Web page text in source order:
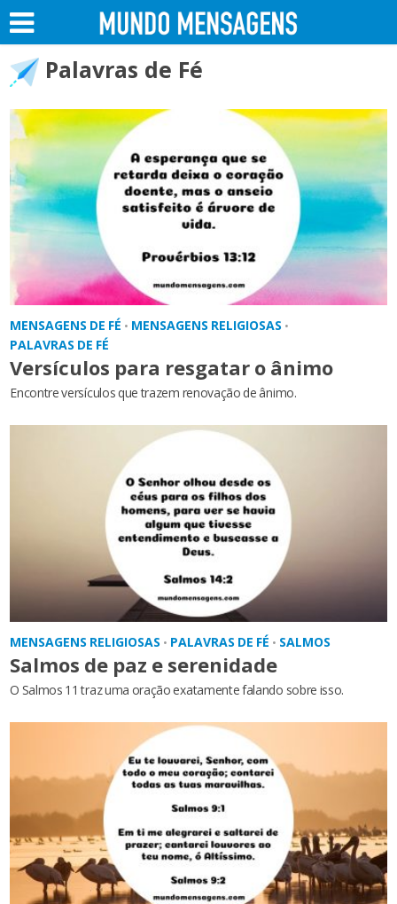
Palavras de Fé
MENSAGENS DE FÉ • MENSAGENS RELIGIOSAS •
PALAVRAS DE FÉ
Versículos para resgatar o ânimo
Encontre versículos que trazem renovação de ânimo.
MENSAGENS RELIGIOSAS • PALAVRAS DE FÉ • SALMOS
Salmos de paz e serenidade
O Salmos 11 traz uma oração exatamente falando sobre isso.